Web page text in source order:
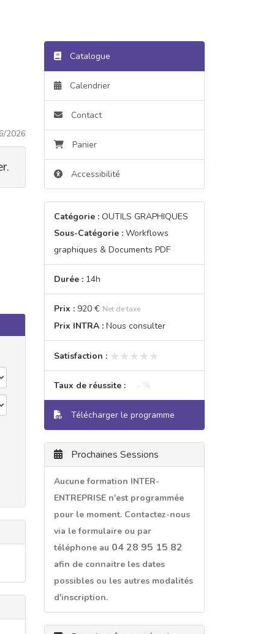
2026
Catalogue
Calendrier
Contact
Panier
Accessibilité
Catégorie : OUTILS GRAPHIQUES
Sous-Catégorie : Workflows
graphiques & Documents PDF
Durée :14h
Prix : 920 € Net de taxe
Prix INTRA :Nous consulter
Satisfaction : ★★★★★
★★★★★
Taux de réussite : - %
Télécharger le programme
Prochaines Sessions
Aucune formation INTER-
ENTREPRISE n'est programmée
pour le moment. Contactez-nous
via le formulaire ou par
téléphone au 04 28 95 15 82
afin de connaitre les dates
possibles ou les autres modalités
d'inscription.